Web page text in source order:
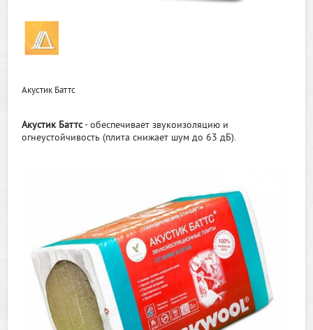
Акустик Баттс
Акустик Баттс- обеспечивает звукоизоляцию и
огнеустойчивость (плита снижает шум до 63 дБ).